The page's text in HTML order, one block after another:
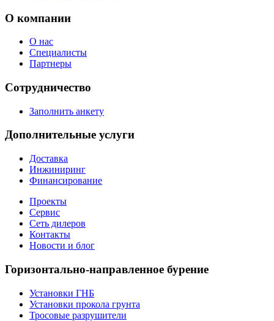
О компании
О нас
Специалисты
Партнеры
Сотрудничество
Заполнить анкету
Дополнительные услуги
Доставка
Инжиниринг
Финансирование
Проекты
Сервис
Сеть дилеров
Контакты
Новости и блог
Горизонтально-направленное бурение
Установки ГНБ
Установки прокола грунта
Тросовые разрушители